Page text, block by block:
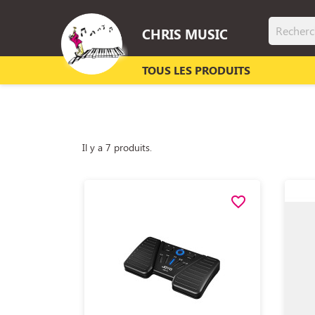
CHRIS MUSIC
TOUS LES PRODUITS
Il y a 7 produits.
favorite_border